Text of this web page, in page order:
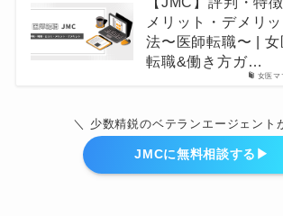
女医マ
メリット・デメリ
法〜医師転職〜 |
転職&働き方ガ…
＼ 少数精鋭のベテランエージェント
JMCに無料相談する▶︎